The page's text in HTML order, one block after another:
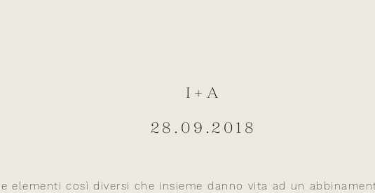
I+A
28.09.2018
elementi così diversi che insieme danno vita ad un